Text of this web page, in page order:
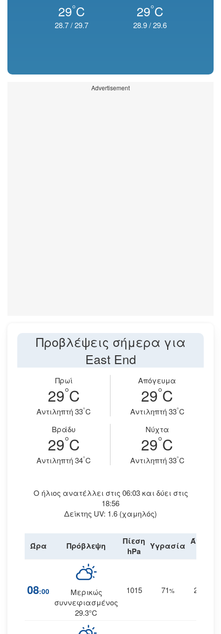
29°C
28.7/29.7
29°C
28.9/29.6
Advertisement
Προβλέψεις σήμερα για
East End
Πρωί
29°C
Aντιληπτή 33°C
Απόγευμα
29°C
Aντιληπτή 33°C
Βράδυ
29°C
Aντιληπτή 34°C
Νύχτα
29°C
Aντιληπτή 33°C
Ο ήλιος ανατέλλει στις 06:03 και δύει στις
18:56
Δείκτης UV: 1.6 (χαμηλός)
Ώρα Πρόβλεψη
Πίεση
hPa
Υγρασία Άνεμος
08:00
Μερικώς
συννεφιασμένος
29.3°C
1015 71% 21